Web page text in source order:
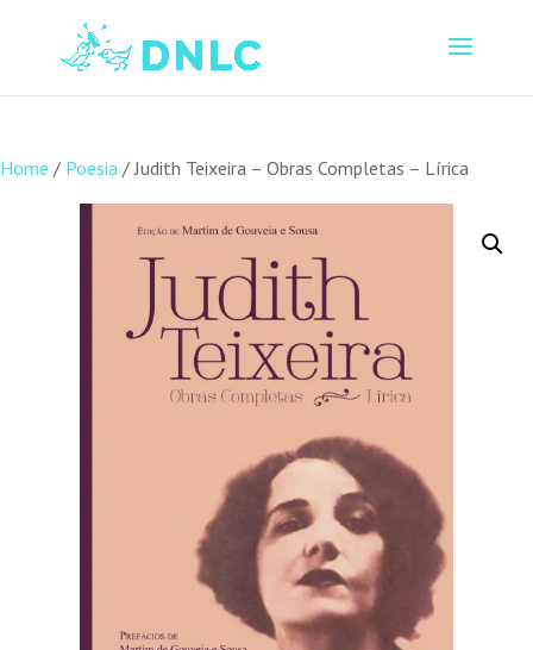
Home / Poesia / Judith Teixeira – Obras Completas – Lírica